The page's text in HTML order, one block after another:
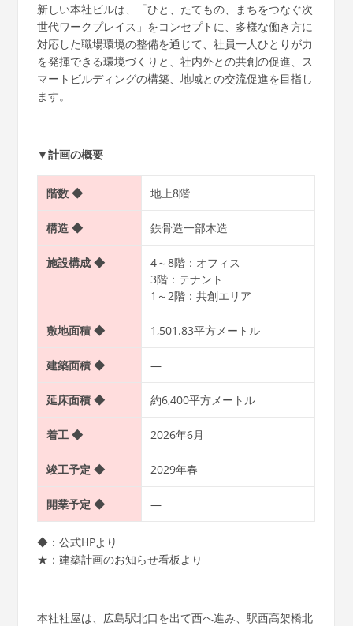
新しい本社ビルは、「ひと、たてもの、まちをつなぐ次
世代ワークプレイス」をコンセプトに、多様な働き方に
対応した職場環境の整備を通じて、社員一人ひとりが力
を発揮できる環境づくりと、社内外との共創の促進、ス
マートビルディングの構築、地域との交流促進を目指し
ます。
▼計画の概要
階数 ◆ 地上8階
構造 ◆ 鉄骨造一部木造
施設構成 ◆
4～8階：オフィス
3階：テナント
1～2階：共創エリア
敷地面積 ◆ 1,501.83平方メートル
建築面積 ◆ ―
延床面積 ◆ 約6,400平方メートル
着工 ◆ 2026年6月
竣工予定 ◆ 2029年春
開業予定 ◆ ―
◆：公式HPより
★：建築計画のお知らせ看板より
本社社屋は、広島駅北口を出て西へ進み、駅西高架橋北